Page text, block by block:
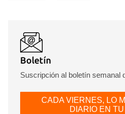
Boletín
Suscripción al boletín semanal
CADA VIERNES, LO
DIARIO EN